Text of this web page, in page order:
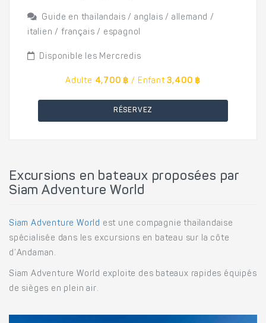
Guide en thaïlandais / anglais / allemand /
italien / français / espagnol
Disponible les Mercredis
Adulte 4,700 ฿ / Enfant 3,400 ฿
RÉSERVEZ
Excursions en bateaux proposées par
Siam Adventure World
Siam Adventure World est une compagnie thaïlandaise
spécialisée dans les excursions en bateau sur la côte
d’Andaman.
Siam Adventure World exploite des bateaux rapides équipés
de sièges en plein air.